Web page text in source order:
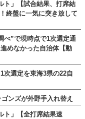
」【試合結果、打席結
盤に一気に突き放して
べ”で現時点で1次選定通
めなかった自治体【動
次選定を東海3県の22自
ンズが外野手入れ替え
ト」【全打席結果速